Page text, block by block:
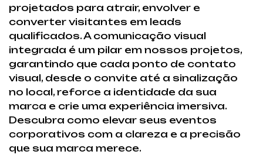
projetados para atrair, envolver e
converter visitantes em leads
qualificados. A comunicação visual
integrada é um pilar em nossos projetos,
garantindo que cada ponto de contato
visual, desde o convite até a sinalização
no local, reforce a identidade da sua
marca e crie uma experiência imersiva.
Descubra como elevar seus eventos
corporativos com a clareza e a precisão
que sua marca merece.